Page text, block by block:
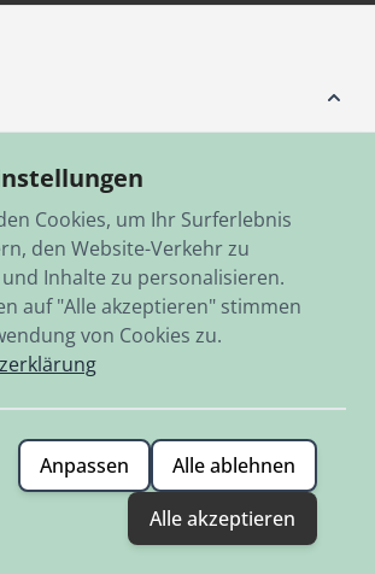
GmbH
Cookies, um Ihr Surferlebnis
den Website-Verkehr zu
Inhalte zu personalisieren.
auf "Alle akzeptieren" stimmen
von Cookies zu.
Anpassen
Alle ablehnen
Alle akzeptieren